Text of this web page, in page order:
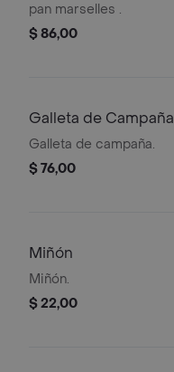
pan marselles .
$ 86,00
Galleta de Campaña
Galleta de campaña.
$ 76,00
Miñón
Miñón.
$ 22,00